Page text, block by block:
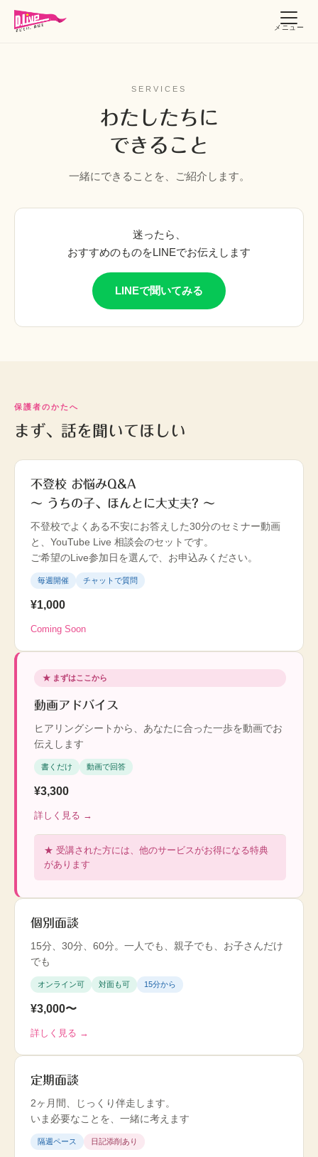
メニュー
SERVICES
わたしたちに
できること
一緒にできることを、ご紹介します。
迷ったら、
おすすめのものをLINEでお伝えします
LINEで聞いてみる
保護者のかたへ
まず、話を聞いてほしい
不登校 お悩みQ&A
〜 うちの子、ほんとに大丈夫? 〜
不登校でよくある不安にお答えした30分のセミナー動画
と、YouTube Live 相談会のセットです。
ご希望のLive参加日を選んで、お申込みください。
毎週開催 チャットで質問
¥1,000
Coming Soon
★ まずはここから
動画アドバイス
ヒアリングシートから、あなたに合った一歩を動画でお
伝えします
書くだけ 動画で回答
¥3,300
詳しく見る →
★ 受講された方には、他のサービスがお得になる特典
があります
個別面談
15分、30分、60分。一人でも、親子でも、お子さんだけ
でも
オンライン可 対面も可 15分から
¥3,000〜
詳しく見る →
定期面談
2ヶ月間、じっくり伴走します。
いま必要なことを、一緒に考えます
隔週ペース 日記添削あり